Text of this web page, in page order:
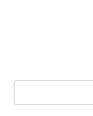
Пошук: